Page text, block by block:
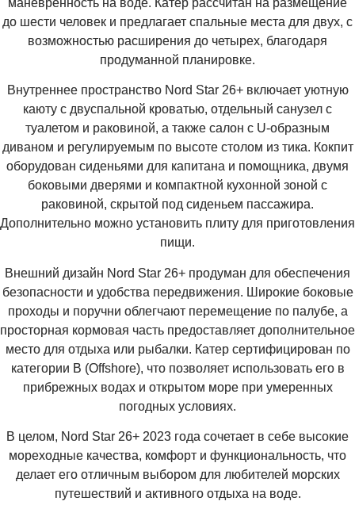
до шести человек и предлагает спальные места для двух, с
возможностью расширения до четырех, благодаря
продуманной планировке.
Внутреннее пространство Nord Star 26+ включает уютную
каюту с двуспальной кроватью, отдельный санузел с
туалетом и раковиной, а также салон с U-образным
диваном и регулируемым по высоте столом из тика. Кокпит
оборудован сиденьями для капитана и помощника, двумя
боковыми дверями и компактной кухонной зоной с
раковиной, скрытой под сиденьем пассажира.
Дополнительно можно установить плиту для приготовления
пищи.
Внешний дизайн Nord Star 26+ продуман для обеспечения
безопасности и удобства передвижения. Широкие боковые
проходы и поручни облегчают перемещение по палубе, а
просторная кормовая часть предоставляет дополнительное
место для отдыха или рыбалки. Катер сертифицирован по
категории B (Offshore), что позволяет использовать его в
прибрежных водах и открытом море при умеренных
погодных условиях.
В целом, Nord Star 26+ 2023 года сочетает в себе высокие
мореходные качества, комфорт и функциональность, что
делает его отличным выбором для любителей морских
путешествий и активного отдыха на воде.